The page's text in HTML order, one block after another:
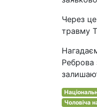
Через
травму
Реброва
Чоловіча